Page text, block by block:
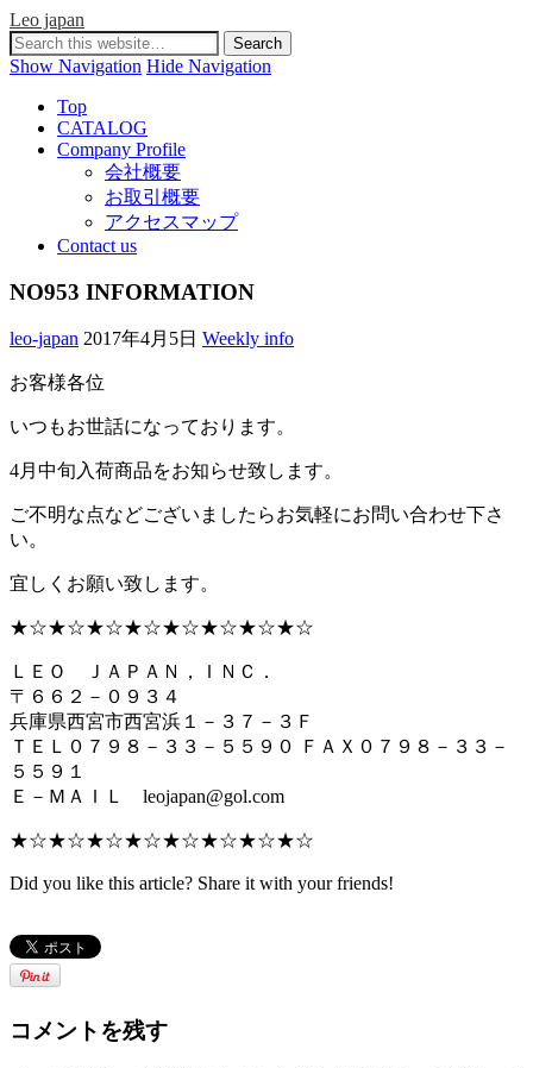
Leo japan
Show Navigation Hide Navigation
Top
CATALOG
Company Profile
会社概要
お取引概要
アクセスマップ
Contact us
NO953 INFORMATION
leo-japan 2017年4月5日 Weekly info
お客様各位
いつもお世話になっております。
4月中旬入荷商品をお知らせ致します。
ご不明な点などございましたらお気軽にお問い合わせ下さ
い。
宜しくお願い致します。
★☆★☆★☆★☆★☆★☆★☆★☆
ＬＥＯ ＪＡＰＡＮ，ＩＮＣ．
〒６６２－０９３４
兵庫県西宮市西宮浜１－３７－３Ｆ
ＴＥＬ０７９８－３３－５５９０ ＦＡＸ０７９８－３３－
５５９１
Ｅ－ＭＡＩＬ leojapan@gol.com
★☆★☆★☆★☆★☆★☆★☆★☆
Did you like this article? Share it with your friends!
コメントを残す